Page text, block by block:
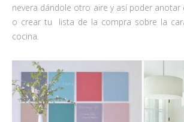
nevera dándole otro aire y así poder anotar
o crear tu lista de la compra sobre la
cocina.